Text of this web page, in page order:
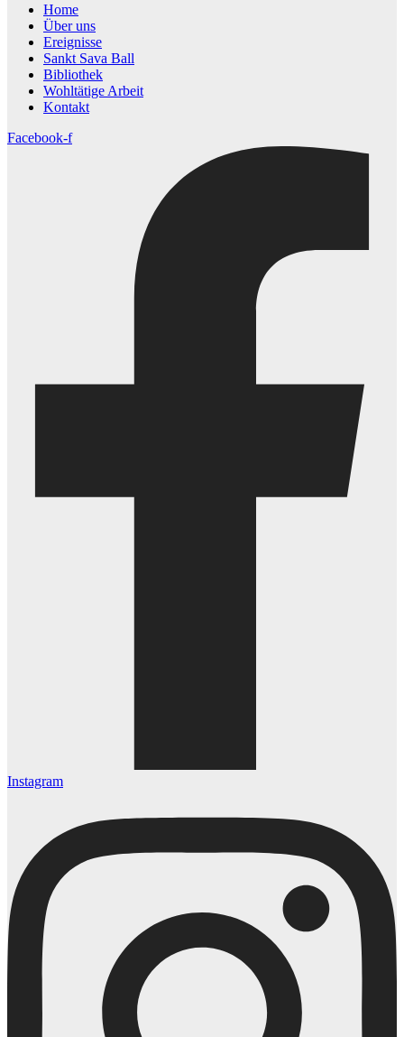
Home
Über uns
Ereignisse
Sankt Sava Ball
Bibliothek
Wohltätige Arbeit
Kontakt
Facebook-f
Instagram